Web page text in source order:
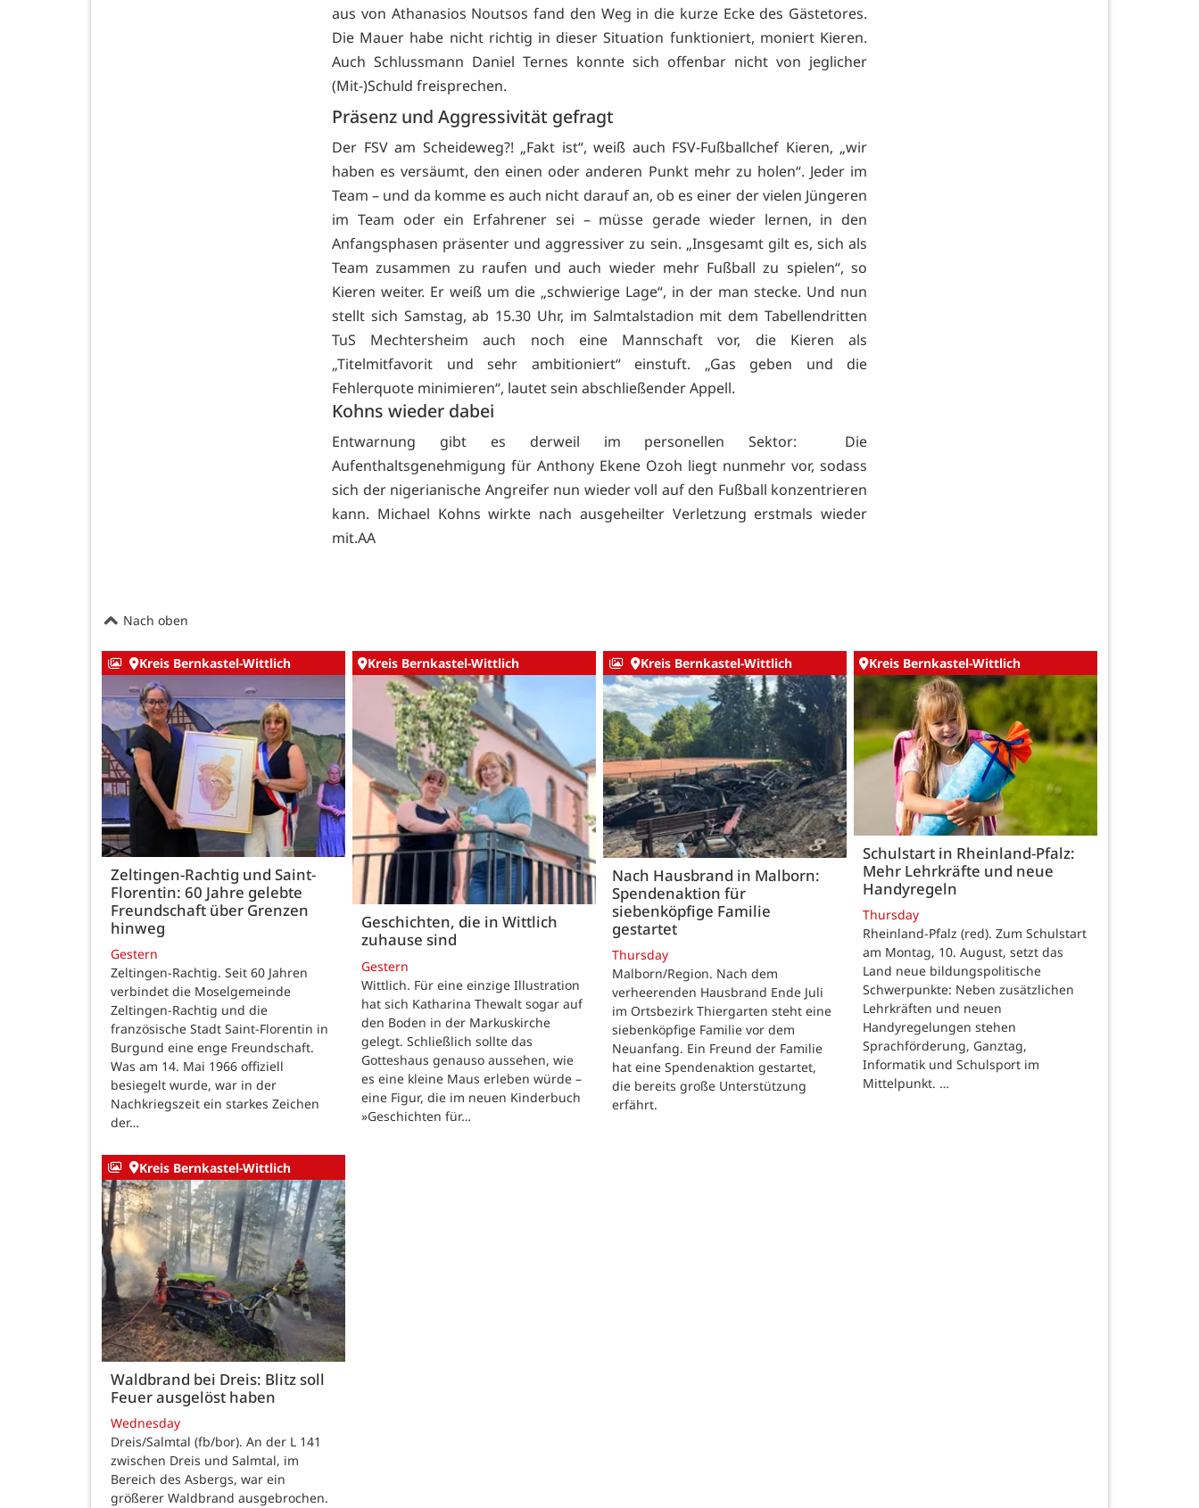
aus von Athanasios Noutsos fand den Weg in die kurze Ecke des Gästetores.
Die Mauer habe nicht richtig in dieser Situation funktioniert, moniert Kieren.
Auch Schlussmann Daniel Ternes konnte sich offenbar nicht von jeglicher
(Mit-)Schuld freisprechen.
Präsenz und Aggressivität gefragt
Der FSV am Scheideweg?! „Fakt ist“, weiß auch FSV-Fußballchef Kieren, „wir
haben es versäumt, den einen oder anderen Punkt mehr zu holen“. Jeder im
Team – und da komme es auch nicht darauf an, ob es einer der vielen Jüngeren
im Team oder ein Erfahrener sei – müsse gerade wieder lernen, in den
Anfangsphasen präsenter und aggressiver zu sein. „Insgesamt gilt es, sich als
Team zusammen zu raufen und auch wieder mehr Fußball zu spielen“, so
Kieren weiter. Er weiß um die „schwierige Lage“, in der man stecke. Und nun
stellt sich Samstag, ab 15.30 Uhr, im Salmtalstadion mit dem Tabellendritten
TuS Mechtersheim auch noch eine Mannschaft vor, die Kieren als
„Titelmitfavorit und sehr ambitioniert“ einstuft. „Gas geben und die
Fehlerquote minimieren“, lautet sein abschließender Appell.
Kohns wieder dabei
Entwarnung gibt es derweil im personellen Sektor: Die
Aufenthaltsgenehmigung für Anthony Ekene Ozoh liegt nunmehr vor, sodass
sich der nigerianische Angreifer nun wieder voll auf den Fußball konzentrieren
kann. Michael Kohns wirkte nach ausgeheilter Verletzung erstmals wieder
mit.AA
Nach oben
Kreis Bernkastel-Wittlich
Zeltingen-Rachtig und Saint-
Florentin: 60 Jahre gelebte
Freundschaft über Grenzen
hinweg
Gestern
Zeltingen-Rachtig. Seit 60 Jahren
verbindet die Moselgemeinde
Zeltingen-Rachtig und die
französische Stadt Saint-Florentin in
Burgund eine enge Freundschaft.
Was am 14. Mai 1966 offiziell
besiegelt wurde, war in der
Nachkriegszeit ein starkes Zeichen
der…
Kreis Bernkastel-Wittlich
Geschichten, die in Wittlich
zuhause sind
Gestern
Wittlich. Für eine einzige Illustration
hat sich Katharina Thewalt sogar auf
den Boden in der Markuskirche
gelegt. Schließlich sollte das
Gotteshaus genauso aussehen, wie
es eine kleine Maus erleben würde –
eine Figur, die im neuen Kinderbuch
»Geschichten für…
Kreis Bernkastel-Wittlich
Nach Hausbrand in Malborn:
Spendenaktion für
siebenköpfige Familie
gestartet
Thursday
Malborn/Region. Nach dem
verheerenden Hausbrand Ende Juli
im Ortsbezirk Thiergarten steht eine
siebenköpfige Familie vor dem
Neuanfang. Ein Freund der Familie
hat eine Spendenaktion gestartet,
die bereits große Unterstützung
erfährt.
Kreis Bernkastel-Wittlich
Schulstart in Rheinland-Pfalz:
Mehr Lehrkräfte und neue
Handyregeln
Thursday
Rheinland-Pfalz (red). Zum Schulstart
am Montag, 10. August, setzt das
Land neue bildungspolitische
Schwerpunkte: Neben zusätzlichen
Lehrkräften und neuen
Handyregelungen stehen
Sprachförderung, Ganztag,
Informatik und Schulsport im
Mittelpunkt. …
Kreis Bernkastel-Wittlich
Waldbrand bei Dreis: Blitz soll
Feuer ausgelöst haben
Wednesday
Dreis/Salmtal (fb/bor). An der L 141
zwischen Dreis und Salmtal, im
Bereich des Asbergs, war ein
größerer Waldbrand ausgebrochen.